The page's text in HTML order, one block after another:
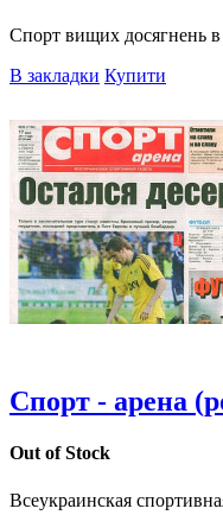
Спорт вищих досягнень в
В закладки Купити
Спорт - арена
Out of Stock
Всеукраинская